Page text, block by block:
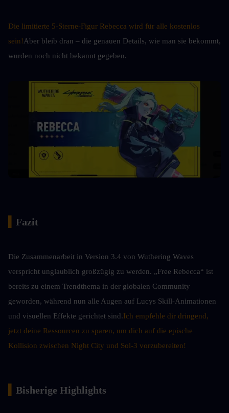
Die limitierte 5-Sterne-Figur Rebecca wird für alle kostenlos
sein!Aber bleib dran – die genauen Details, wie man sie bekommt,
wurden noch nicht bekannt gegeben.
Fazit
Die Zusammenarbeit in Version 3.4 von Wuthering Waves
verspricht unglaublich großzügig zu werden. „Free Rebecca“ ist
bereits zu einem Trendthema in der globalen Community
geworden, während nun alle Augen auf Lucys Skill-Animationen
und visuellen Effekte gerichtet sind.Ich empfehle dir dringend,
jetzt deine Ressourcen zu sparen, um dich auf die epische
Kollision zwischen Night City und Sol-3 vorzubereiten!
Bisherige Highlights